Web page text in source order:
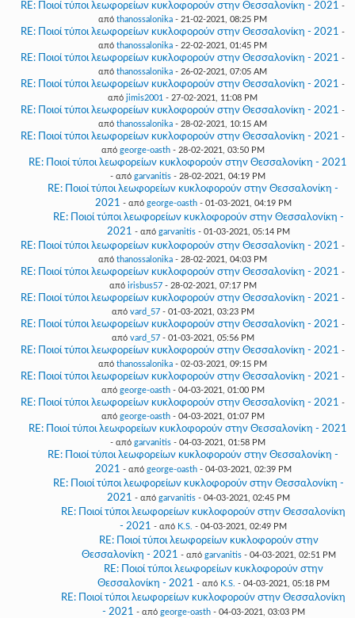
RE: Ποιοί τύποι λεωφορείων κυκλοφορούν στην Θεσσαλονίκη - 2021 -
από thanossalonika - 21-02-2021, 08:25 PM
RE: Ποιοί τύποι λεωφορείων κυκλοφορούν στην Θεσσαλονίκη - 2021 -
από thanossalonika - 22-02-2021, 01:45 PM
RE: Ποιοί τύποι λεωφορείων κυκλοφορούν στην Θεσσαλονίκη - 2021 -
από thanossalonika - 26-02-2021, 07:05 AM
RE: Ποιοί τύποι λεωφορείων κυκλοφορούν στην Θεσσαλονίκη - 2021 -
από jimis2001 - 27-02-2021, 11:08 PM
RE: Ποιοί τύποι λεωφορείων κυκλοφορούν στην Θεσσαλονίκη - 2021 -
από thanossalonika - 28-02-2021, 10:15 AM
RE: Ποιοί τύποι λεωφορείων κυκλοφορούν στην Θεσσαλονίκη - 2021 -
από george-oasth- 28-02-2021, 03:50 PM
RE: Ποιοί τύποι λεωφορείων κυκλοφορούν στην Θεσσαλονίκη - 2021
- από garvanitis - 28-02-2021, 04:19 PM
RE: Ποιοί τύποι λεωφορείων κυκλοφορούν στην Θεσσαλονίκη -
2021 - από george-oasth- 01-03-2021, 04:19 PM
RE: Ποιοί τύποι λεωφορείων κυκλοφορούν στην Θεσσαλονίκη -
2021 - από garvanitis- 01-03-2021, 05:14 PM
RE: Ποιοί τύποι λεωφορείων κυκλοφορούν στην Θεσσαλονίκη - 2021 -
από thanossalonika - 28-02-2021, 04:03 PM
RE: Ποιοί τύποι λεωφορείων κυκλοφορούν στην Θεσσαλονίκη - 2021 -
από irisbus57- 28-02-2021, 07:17 PM
RE: Ποιοί τύποι λεωφορείων κυκλοφορούν στην Θεσσαλονίκη - 2021 -
από vard_57- 01-03-2021, 03:23 PM
RE: Ποιοί τύποι λεωφορείων κυκλοφορούν στην Θεσσαλονίκη - 2021 -
από vard_57- 01-03-2021, 05:56 PM
RE: Ποιοί τύποι λεωφορείων κυκλοφορούν στην Θεσσαλονίκη - 2021 -
από thanossalonika - 02-03-2021, 09:15 PM
RE: Ποιοί τύποι λεωφορείων κυκλοφορούν στην Θεσσαλονίκη - 2021 -
από george-oasth- 04-03-2021, 01:00 PM
RE: Ποιοί τύποι λεωφορείων κυκλοφορούν στην Θεσσαλονίκη - 2021 -
από george-oasth- 04-03-2021, 01:07 PM
RE: Ποιοί τύποι λεωφορείων κυκλοφορούν στην Θεσσαλονίκη - 2021
- από garvanitis - 04-03-2021, 01:58 PM
RE: Ποιοί τύποι λεωφορείων κυκλοφορούν στην Θεσσαλονίκη -
2021 - από george-oasth- 04-03-2021, 02:39 PM
RE: Ποιοί τύποι λεωφορείων κυκλοφορούν στην Θεσσαλονίκη -
2021 - από garvanitis- 04-03-2021, 02:45 PM
RE: Ποιοί τύποι λεωφορείων κυκλοφορούν στην Θεσσαλονίκη
- 2021 - από K.S. - 04-03-2021, 02:49 PM
RE: Ποιοί τύποι λεωφορείων κυκλοφορούν στην
Θεσσαλονίκη - 2021 - από garvanitis- 04-03-2021, 02:51 PM
RE: Ποιοί τύποι λεωφορείων κυκλοφορούν στην
Θεσσαλονίκη - 2021 - από K.S. - 04-03-2021, 05:18 PM
RE: Ποιοί τύποι λεωφορείων κυκλοφορούν στην Θεσσαλονίκη
- 2021 - από george-oasth- 04-03-2021, 03:03 PM